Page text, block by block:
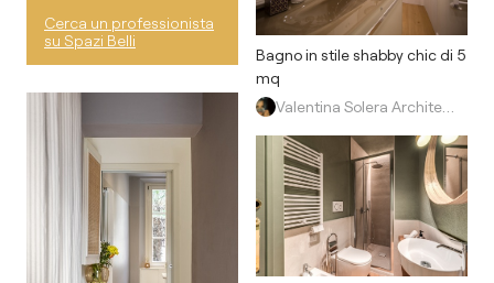
Cerca un professionista
su Spazi Belli
Bagno in stile shabby chic di 5
mq